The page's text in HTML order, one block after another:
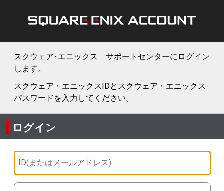
スクウェア･エニックス サポートセンターにログイン
します。
スクウェア・エニックスIDとスクウェア・エニックス
パスワードを入力してください。
ログイン